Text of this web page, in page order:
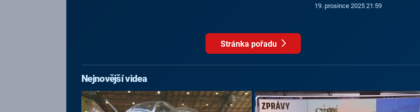
19. prosince 2025 21:59
Stránka pořadu
Nejnovější videa